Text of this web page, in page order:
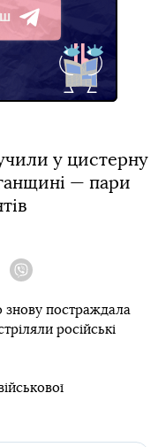
у цистерну
— пари
знову постраждала
російські